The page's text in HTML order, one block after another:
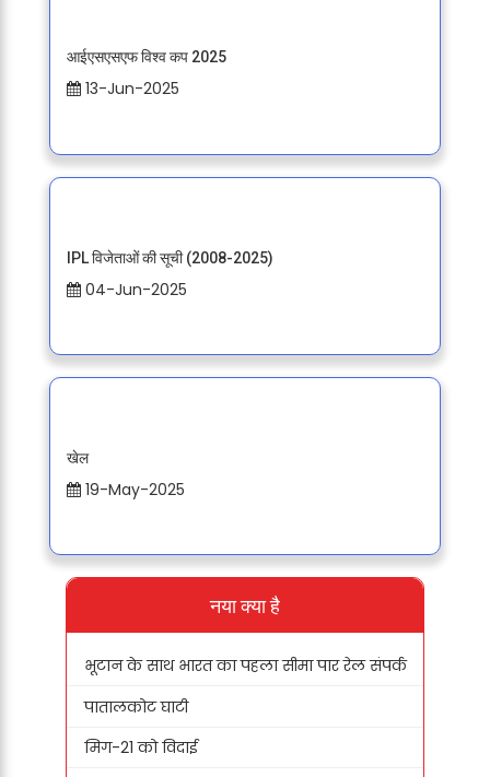
आईएसएसएफ विश्व कप 2025
13-Jun-2025
IPL विजेताओं की सूची (2008-2025)
04-Jun-2025
खेल
19-May-2025
नया क्या है
भूटान के साथ भारत का पहला सीमा पार रेल संपर्क
पातालकोट घाटी
मिग-21 को विदाई